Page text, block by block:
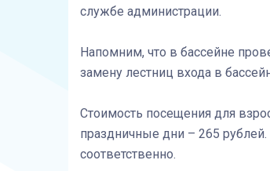
службе администрации.
Напомним, что в бассейне
замену лестниц входа в
Стоимость посещения для
праздничные дни – 265
соответственно.